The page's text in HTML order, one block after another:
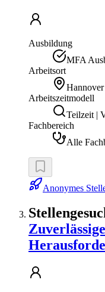
Ausbildung
MFA
Arbeitsort
Hannover
Arbeitszeitmodell
Teilzeit |
Fachbereich
Alle
Anonymes